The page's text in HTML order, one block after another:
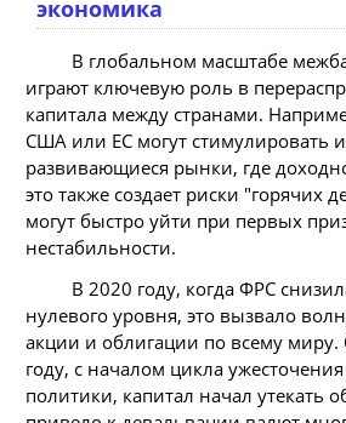
экономика
В глобальном масштабе
играют ключевую роль в
капитала между странами.
США или ЕС могут стимулировать
развивающиеся рынки, где
это также создает риски "горячих
могут быстро уйти при первых
нестабильности.
В 2020 году, когда ФРС
нулевого уровня, это вызвало
акции и облигации по всему
году, с началом цикла
политики, капитал начал утекать